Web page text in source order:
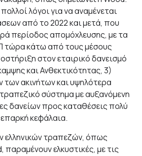
λόγοι για να αναμένεται
από το 2022 και μετά, που
περίοδος απομόχλευσης, με τα
τώρα κάτω από τους μέσους
στον εταιρικό δανεισμό
και Ανθεκτικότητας, 3)
των ακινήτων και υψηλότερα
σύστημα με αυξανόμενη
δανείων προς καταθέσεις πολύ
κεφάλαια.
ελληνικών τραπεζών, όπως
παραμένουν ελκυστικές, με τις